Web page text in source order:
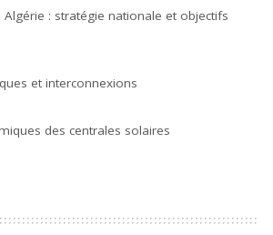
: stratégie nationale et objectifs
et interconnexions
des centrales solaires